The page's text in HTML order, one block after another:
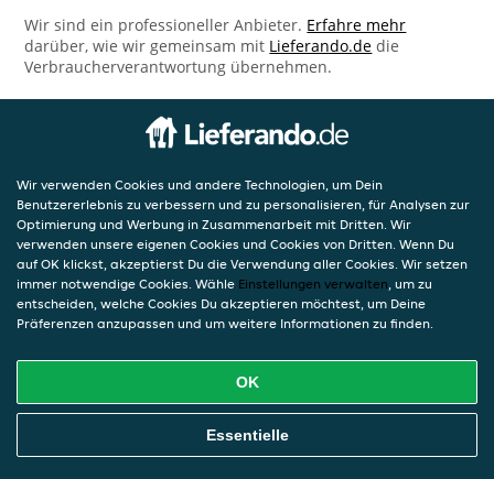
Wir sind ein professioneller Anbieter. Erfahre mehr
darüber, wie wir gemeinsam mit Lieferando.de die
Verbraucherverantwortung übernehmen.
Wir verwenden Cookies und andere Technologien, um Dein
Benutzererlebnis zu verbessern und zu personalisieren, für Analysen zur
Optimierung und Werbung in Zusammenarbeit mit Dritten. Wir
verwenden unsere eigenen Cookies und Cookies von Dritten. Wenn Du
auf OK klickst, akzeptierst Du die Verwendung aller Cookies. Wir setzen
immer notwendige Cookies. Wähle Einstellungen verwalten, um zu
entscheiden, welche Cookies Du akzeptieren möchtest, um Deine
Präferenzen anzupassen und um weitere Informationen zu finden.
OK
Essentielle